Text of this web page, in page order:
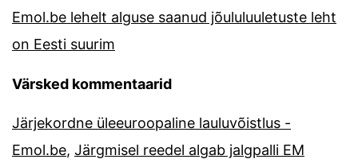
Emol.be lehelt alguse saanud jõululuuletuste leht
on Eesti suurim
Värsked kommentaarid
Järjekordne üleeuroopaline lauluvõistlus -
Emol.be, Järgmisel reedel algab jalgpalli EM